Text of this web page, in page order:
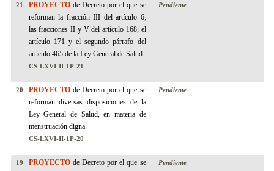
21 PROYECTOde Decreto por el que se
reforman la fracción III del artículo 6;
las fracciones II y V del artículo 168; el
artículo 171 y el segundo párrafo del
artículo 465 de la Ley General de Salud.
CS-LXVI-II-1P-21
Pendiente
20 PROYECTOde Decreto por el que se
reforman diversas disposiciones de la
Ley General de Salud, en materia de
menstruación digna.
CS-LXVI-II-1P-20
Pendiente
19 PROYECTOde Decreto por el que se
Pendiente